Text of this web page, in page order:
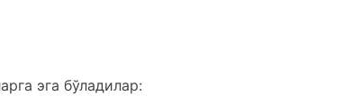
эга бўладилар: